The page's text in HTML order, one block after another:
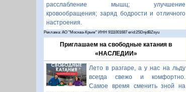
расслабление мышц; улучшение
кровообращения; заряд бодрости и отличного
настроения.
Реклама: АО "Москва-Крым" ИНН 9111001687 erid:2SDnjdBZsyu
Приглашаем на свободные катания в
«НАСЛЕДИИ»
Лето в разгаре, а у нас на льду
всегда свежо и комфортно.
Самое время сменить зной на